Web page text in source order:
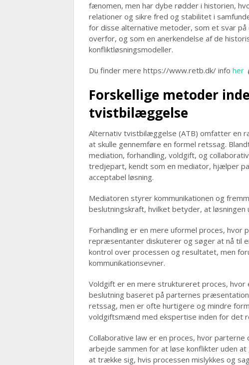
fænomen, men har dybe rødder i historien,
relationer og sikre fred og stabilitet i
for disse alternative metoder, som et svar
overfor, og som en anerkendelse af de
konfliktløsningsmodeller.
Du finder mere https://www.retb.dk/ info her
Forskellige metoder
tvistbilæggelse
Alternativ tvistbilæggelse (ATB) omfatter en
at skulle gennemføre en formel retssag.
mediation, forhandling, voldgift, og
tredjepart, kendt som en mediator, hjælper
acceptabel løsning.
Mediatoren styrer kommunikationen og
beslutningskraft, hvilket betyder, at
Forhandling er en mere uformel proces, hvor
repræsentanter diskuterer og søger at nå til
kontrol over processen og resultatet, men
kommunikationsevner.
Voldgift er en mere struktureret proces,
beslutning baseret på parternes
retssag, men er ofte hurtigere og mindre
voldgiftsmænd med ekspertise inden for det
Collaborative law er en proces, hvor
arbejde sammen for at løse konflikter uden
at trække sig, hvis processen mislykkes og